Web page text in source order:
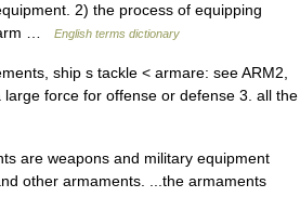
2) the process of equipping
arm …
English terms dictionary
ship s tackle < armare: see ARM2,
force for offense or defense 3. all the
are weapons and military equipment
other armaments. ...the armaments